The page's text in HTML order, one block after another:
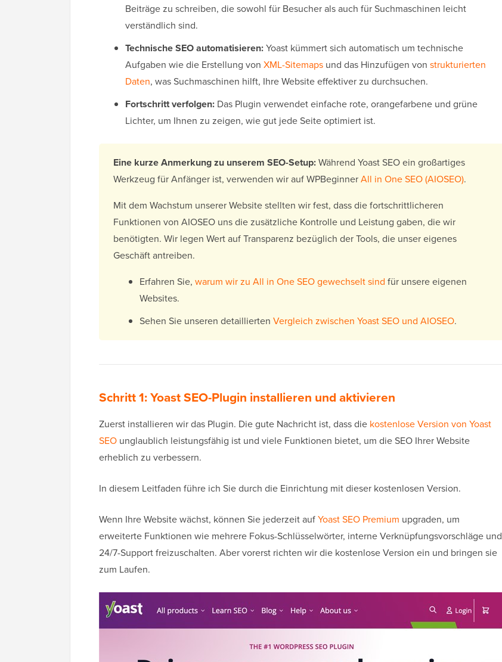
Beiträge zu schreiben, die sowohl für Besucher als auch für Suchmaschinen leicht
verständlich sind.
Technische SEO automatisieren:Yoast kümmert sich automatisch um technische
Aufgaben wie die Erstellung von XML-Sitemaps und das Hinzufügen von strukturierten
Daten, was Suchmaschinen hilft, Ihre Website effektiver zu durchsuchen.
Fortschritt verfolgen: Das Plugin verwendet einfache rote, orangefarbene und grüne
Lichter, um Ihnen zu zeigen, wie gut jede Seite optimiert ist.
Eine kurze Anmerkung zu unserem SEO-Setup:Während Yoast SEO ein großartiges
Werkzeug für Anfänger ist, verwenden wir auf WPBeginnerAll in One SEO (AIOSEO).
Mit dem Wachstum unserer Website stellten wir fest, dass die fortschrittlicheren
Funktionen von AIOSEO uns die zusätzliche Kontrolle und Leistung gaben, die wir
benötigten. Wir legen Wert auf Transparenz bezüglich der Tools, die unser eigenes
Geschäft antreiben.
Erfahren Sie, warum wir zu All in One SEO gewechselt sind für unsere eigenen
Websites.
Sehen Sie unseren detaillierten Vergleich zwischen Yoast SEO und AIOSEO.
Schritt 1: Yoast SEO-Plugin installieren und aktivieren
Zuerst installieren wir das Plugin. Die gute Nachricht ist, dass die kostenlose Version von Yoast
SEO unglaublich leistungsfähig ist und viele Funktionen bietet, um die SEO Ihrer Website
erheblich zu verbessern.
In diesem Leitfaden führe ich Sie durch die Einrichtung mit dieser kostenlosen Version.
Wenn Ihre Website wächst, können Sie jederzeit aufYoast SEO Premium upgraden, um
erweiterte Funktionen wie mehrere Fokus-Schlüsselwörter, interne Verknüpfungsvorschläge und
24/7-Support freizuschalten. Aber vorerst richten wir die kostenlose Version ein und bringen sie
zum Laufen.